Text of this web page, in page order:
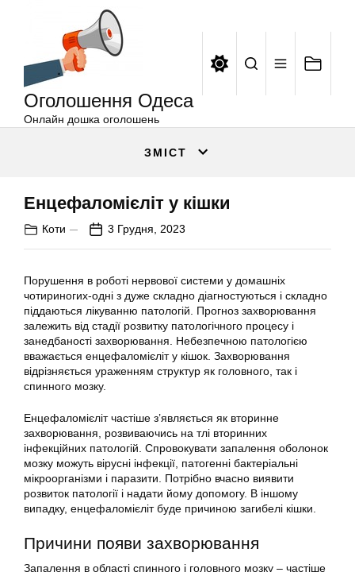
Оголошення Одеса
Онлайн дошка оголошень
ЗМІСТ
Енцефаломієліт у кішки
Коти 3 Грудня, 2023
Порушення в роботі нервової системи у домашніх
чотириногих-одні з дуже складно діагностуються і складно
піддаються лікуванню патологій. Прогноз захворювання
залежить від стадії розвитку патологічного процесу і
занедбаності захворювання. Небезпечною патологією
вважається енцефаломієліт у кішок. Захворювання
відрізняється ураженням структур як головного, так і
спинного мозку.
Енцефаломієліт частіше з’являється як вторинне
захворювання, розвиваючись на тлі вторинних
інфекційних патологій. Спровокувати запалення оболонок
мозку можуть вірусні інфекції, патогенні бактеріальні
мікроорганізми і паразити. Потрібно вчасно виявити
розвиток патології і надати йому допомогу. В іншому
випадку, енцефаломієліт буде причиною загибелі кішки.
Причини появи захворювання
Запалення в області спинного і головного мозку – частіше